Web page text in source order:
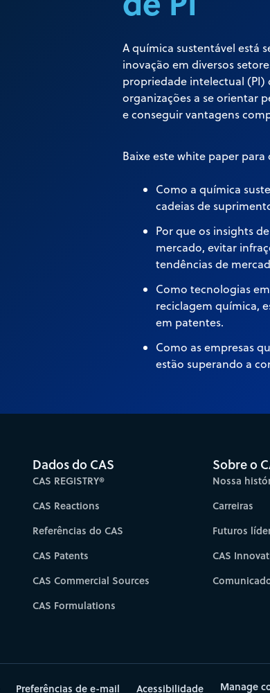
A química sustentável está
inovação em diversos
propriedade intelectual
organizações a se orientar
e conseguir vantagens
Baixe este white paper
Como a química
cadeias de
Por que os insights
mercado, evitar
tendências de
Como tecnologias
reciclagem química,
em patentes.
Como as empresas
estão superando a
Dados do CAS
CAS REGISTRY®
CAS Reactions
Referências do CAS
CAS Patents
CAS Commercial Sources
CAS Formulations
Sobre o
Nossa
Carreiras
Futuros
CAS
Preferências de e-mail Acessibilidade Manage